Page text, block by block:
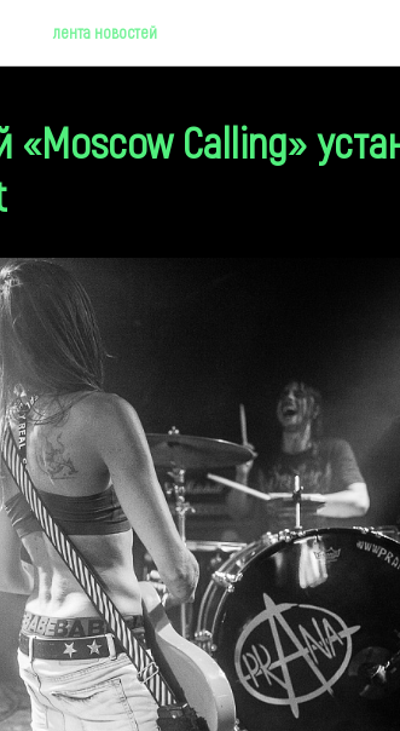
лента новостей
«Moscow Calling»